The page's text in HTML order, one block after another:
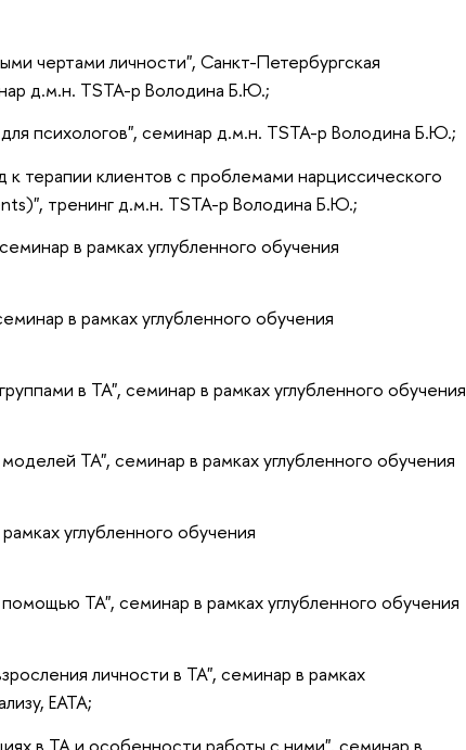
чертами личности", Санкт-Петербургская
д.м.н. TSTA-p Володина Б.Ю.;
психологов", семинар д.м.н. TSTA-p Володина Б.Ю.;
терапии клиентов с проблемами нарциссического
тренинг д.м.н. TSTA-p Володина Б.Ю.;
в рамках углубленного обучения
в рамках углубленного обучения
в ТА", семинар в рамках углубленного обучения
ТА", семинар в рамках углубленного обучения
углубленного обучения
ТА", семинар в рамках углубленного обучения
личности в ТА", семинар в рамках
ЕАТА;
в ТА и особенности работы с ними", семинар в